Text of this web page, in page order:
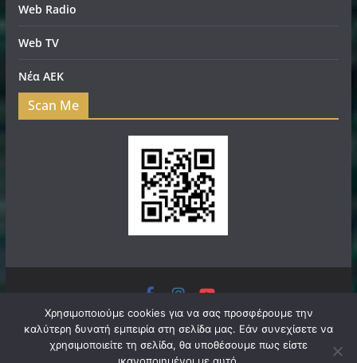
Web Radio
Web TV
Νέα ΑΕΚ
Scan Me
Πνευματικά Δικαιώματα © 2026filadelfeianews.gr. Τα
πνευματικά δικαιώματα προστατεύονται.
Θέμα:ColorMagαπό ThemeGrill. Κατασκευασμένο με
Χρησιμοποιούμε cookies για να σας προσφέρουμε την
καλύτερη δυνατή εμπειρία στη σελίδα μας. Εάν συνεχίσετε να
χρησιμοποιείτε τη σελίδα, θα υποθέσουμε πως είστε